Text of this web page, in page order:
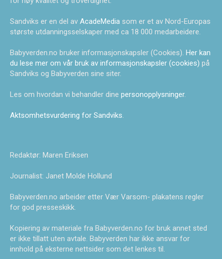
Sandviks er en del av AcadeMedia som er et av Nord-Europas
største utdanningsselskaper med ca 18 000 medarbeidere.
Babyverden.no bruker informasjonskapsler (Cookies). Her kan
du lese mer om vår bruk av informasjonskapsler (cookies) på
Sandviks og Babyverden sine siter.
Les om hvordan vi behandler dine personopplysninger.
Aktsomhetsvurdering for Sandviks
Redaktør: Maren Eriksen
Journalist: Janet Molde Hollund
Babyverden.no arbeider etter Vær Varsom- plakatens regler
for god presseskikk.
Kopiering av materiale fra Babyverden.no for bruk annet sted
er ikke tillatt uten avtale. Babyverden har ikke ansvar for
innhold på eksterne nettsider som det lenkes til.